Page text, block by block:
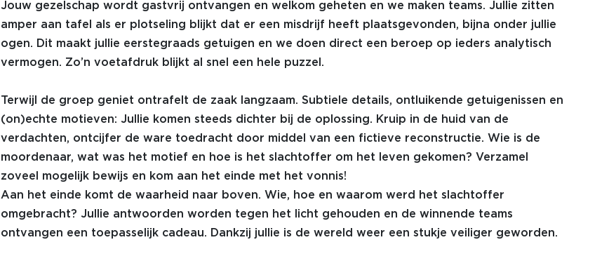
Jouw gezelschap wordt gastvrij ontvangen en welkom geheten en we maken teams. Jullie zitten
amper aan tafel als er plotseling blijkt dat er een misdrijf heeft plaatsgevonden, bijna onder jullie
ogen. Dit maakt jullie eerstegraads getuigen en we doen direct een beroep op ieders analytisch
vermogen. Zo’n voetafdruk blijkt al snel een hele puzzel.
Terwijl de groep geniet ontrafelt de zaak langzaam. Subtiele details, ontluikende getuigenissen en
(on)echte motieven: Jullie komen steeds dichter bij de oplossing. Kruip in de huid van de
verdachten, ontcijfer de ware toedracht door middel van een fictieve reconstructie. Wie is de
moordenaar, wat was het motief en hoe is het slachtoffer om het leven gekomen? Verzamel
zoveel mogelijk bewijs en kom aan het einde met het vonnis!
Aan het einde komt de waarheid naar boven. Wie, hoe en waarom werd het slachtoffer
omgebracht? Jullie antwoorden worden tegen het licht gehouden en de winnende teams
ontvangen een toepasselijk cadeau. Dankzij jullie is de wereld weer een stukje veiliger geworden.